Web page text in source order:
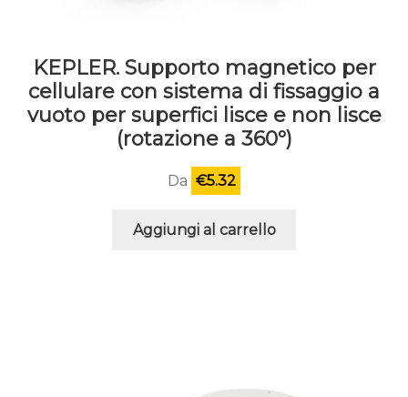
KEPLER. Supporto magnetico per
cellulare con sistema di fissaggio a
vuoto per superfici lisce e non lisce
(rotazione a 360º)
Da €5.32
Aggiungi al carrello